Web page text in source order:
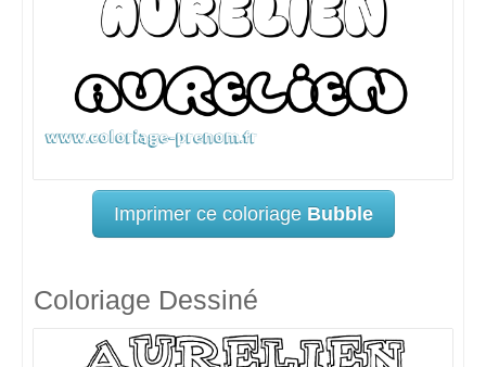
Imprimer ce coloriage Bubble
Coloriage Dessiné